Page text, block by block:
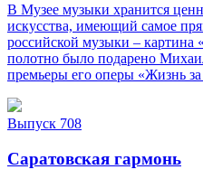
В Музее музыки хранится
искусства, имеющий самое
российской музыки –
полотно было подарено
премьеры его оперы «Жизнь за
Выпуск 708
Саратовская гармонь